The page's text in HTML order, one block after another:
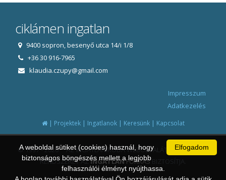
ciklámen ingatlan
9400 sopron, besenyő utca 14/i 1/8
+36 30 916-7965
klaudia.czupy@gmail.com
Impresszum
Adatkezelés
| Projektek| Ingatlanok| Keresünk| Kapcsolat
© 1997 - 2026 AZ INGATLANIRODA WEBOLDALÁT ÉS ÜGYVITELI
RENDSZERÉT AZINGATLANFORRÁSBIZTOSÍTJA.
Elfogadom
A weboldal sütiket (cookies) használ, hogy
biztonságos böngészés mellett a legjobb
felhasználói élményt nyújthassa.